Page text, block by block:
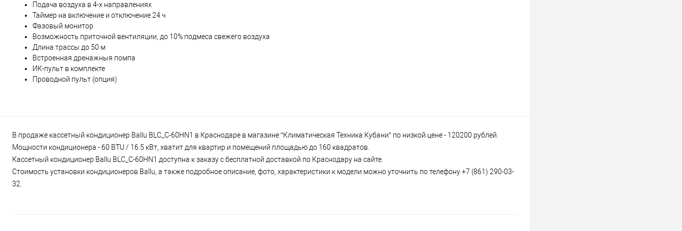
Подача воздуха в 4-х направлениях
Таймер на включение и отключение 24 ч
Фазовый монитор
Возможность приточной вентиляции, до 10% подмеса свежего воздуха
Длина трассы до 50 м
Встроенная дренажныя помпа
ИК-пульт в комплекте
Проводной пульт (опция)
В продаже кассетный кондиционер Ballu BLC_C-60HN1 в Краснодаре в магазине “Климатическая Техника Кубани” по низкой цене - 120200 рублей.
Мощности кондиционера - 60 BTU / 16.5 кВт, хватит для квартир и помещений площадью до 160 квадратов.
Кассетный кондиционер Ballu BLC_C-60HN1 доступна к заказу с бесплатной доставкой по Краснодару на сайте.
Стоимость установки кондиционеров Ballu, а также подробное описание, фото, характеристики к модели можно уточнить по телефону +7 (861) 290-03-
32.